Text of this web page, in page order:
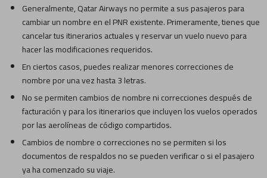
Generalmente, Qatar Airways no permite a sus pasajeros para
cambiar un nombre en el PNR existente. Primeramente, tienes que
cancelar tus itinerarios actuales y reservar un vuelo nuevo para
hacer las modificaciones requeridos.
En ciertos casos, puedes realizar menores correcciones de
nombre por una vez hasta 3 letras.
No se permiten cambios de nombre ni correcciones después de
facturación y para los itinerarios que incluyen los vuelos operados
por las aerolíneas de código compartidos.
Cambios de nombre o correcciones no se permiten si los
documentos de respaldos no se pueden verificar o si el pasajero
ya ha comenzado su viaje.